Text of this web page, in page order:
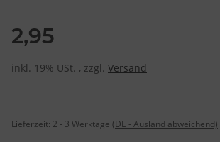
2,95
inkl. 19% USt. , zzgl. Versand
Lieferzeit: 2 - 3 Werktage (DE - Ausland abweichend)